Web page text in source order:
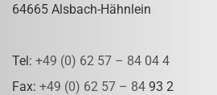
64665 Alsbach-Hähnlein
Tel: +49 (0) 62 57 – 84 04 4
Fax: +49 (0) 62 57 – 84 93 2